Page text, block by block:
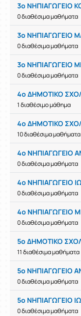
3ο ΝΗΠΙΑΓΩΓΕΙΟ
0 διαθέσιμα μαθήματα
3ο ΝΗΠΙΑΓΩΓΕΙΟ
0 διαθέσιμα μαθήματα
3ο ΝΗΠΙΑΓΩΓΕΙΟ
0 διαθέσιμα μαθήματα
4ο ΔΗΜΟΤΙΚΟ
1 διαθέσιμο μάθημα
4ο ΔΗΜΟΤΙΚΟ
10 διαθέσιμα μαθήματα
4ο ΝΗΠΙΑΓΩΓΕΙΟ
0 διαθέσιμα μαθήματα
4ο ΝΗΠΙΑΓΩΓΕΙΟ
0 διαθέσιμα μαθήματα
4ο ΝΗΠΙΑΓΩΓΕΙΟ
0 διαθέσιμα μαθήματα
5ο ΔΗΜΟΤΙΚΟ
11 διαθέσιμα μαθήματα
5ο ΝΗΠΙΑΓΩΓΕΙΟ
0 διαθέσιμα μαθήματα
5ο ΝΗΠΙΑΓΩΓΕΙΟ
0 διαθέσιμα μαθήματα